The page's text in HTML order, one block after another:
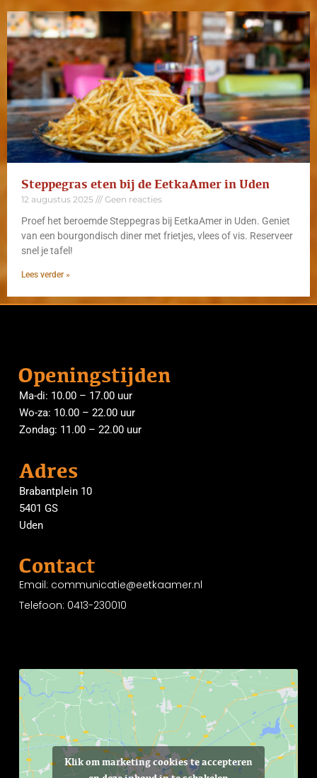
Steppegras eten bij de EetkaAmer in Uden
12 augustus 2025 Geen reacties
Proef het beroemde Steppegras bij EetkaAmer in Uden. Geniet
van een bourgondisch diner met frietjes, vlees of vis. Reserveer
snel je tafel!
Lees verder »
Openingstijden
Ma-di: 10.00 – 17.00 uur
Wo-za: 10.00 – 22.00 uur
Zondag: 11.00 – 22.00 uur
Adres
Brabantplein 10
5401 GS
Uden
Contact
Email: communicatie@eetkaamer.nl
Telefoon: 0413-230010
Klik om marketing cookies te accepteren